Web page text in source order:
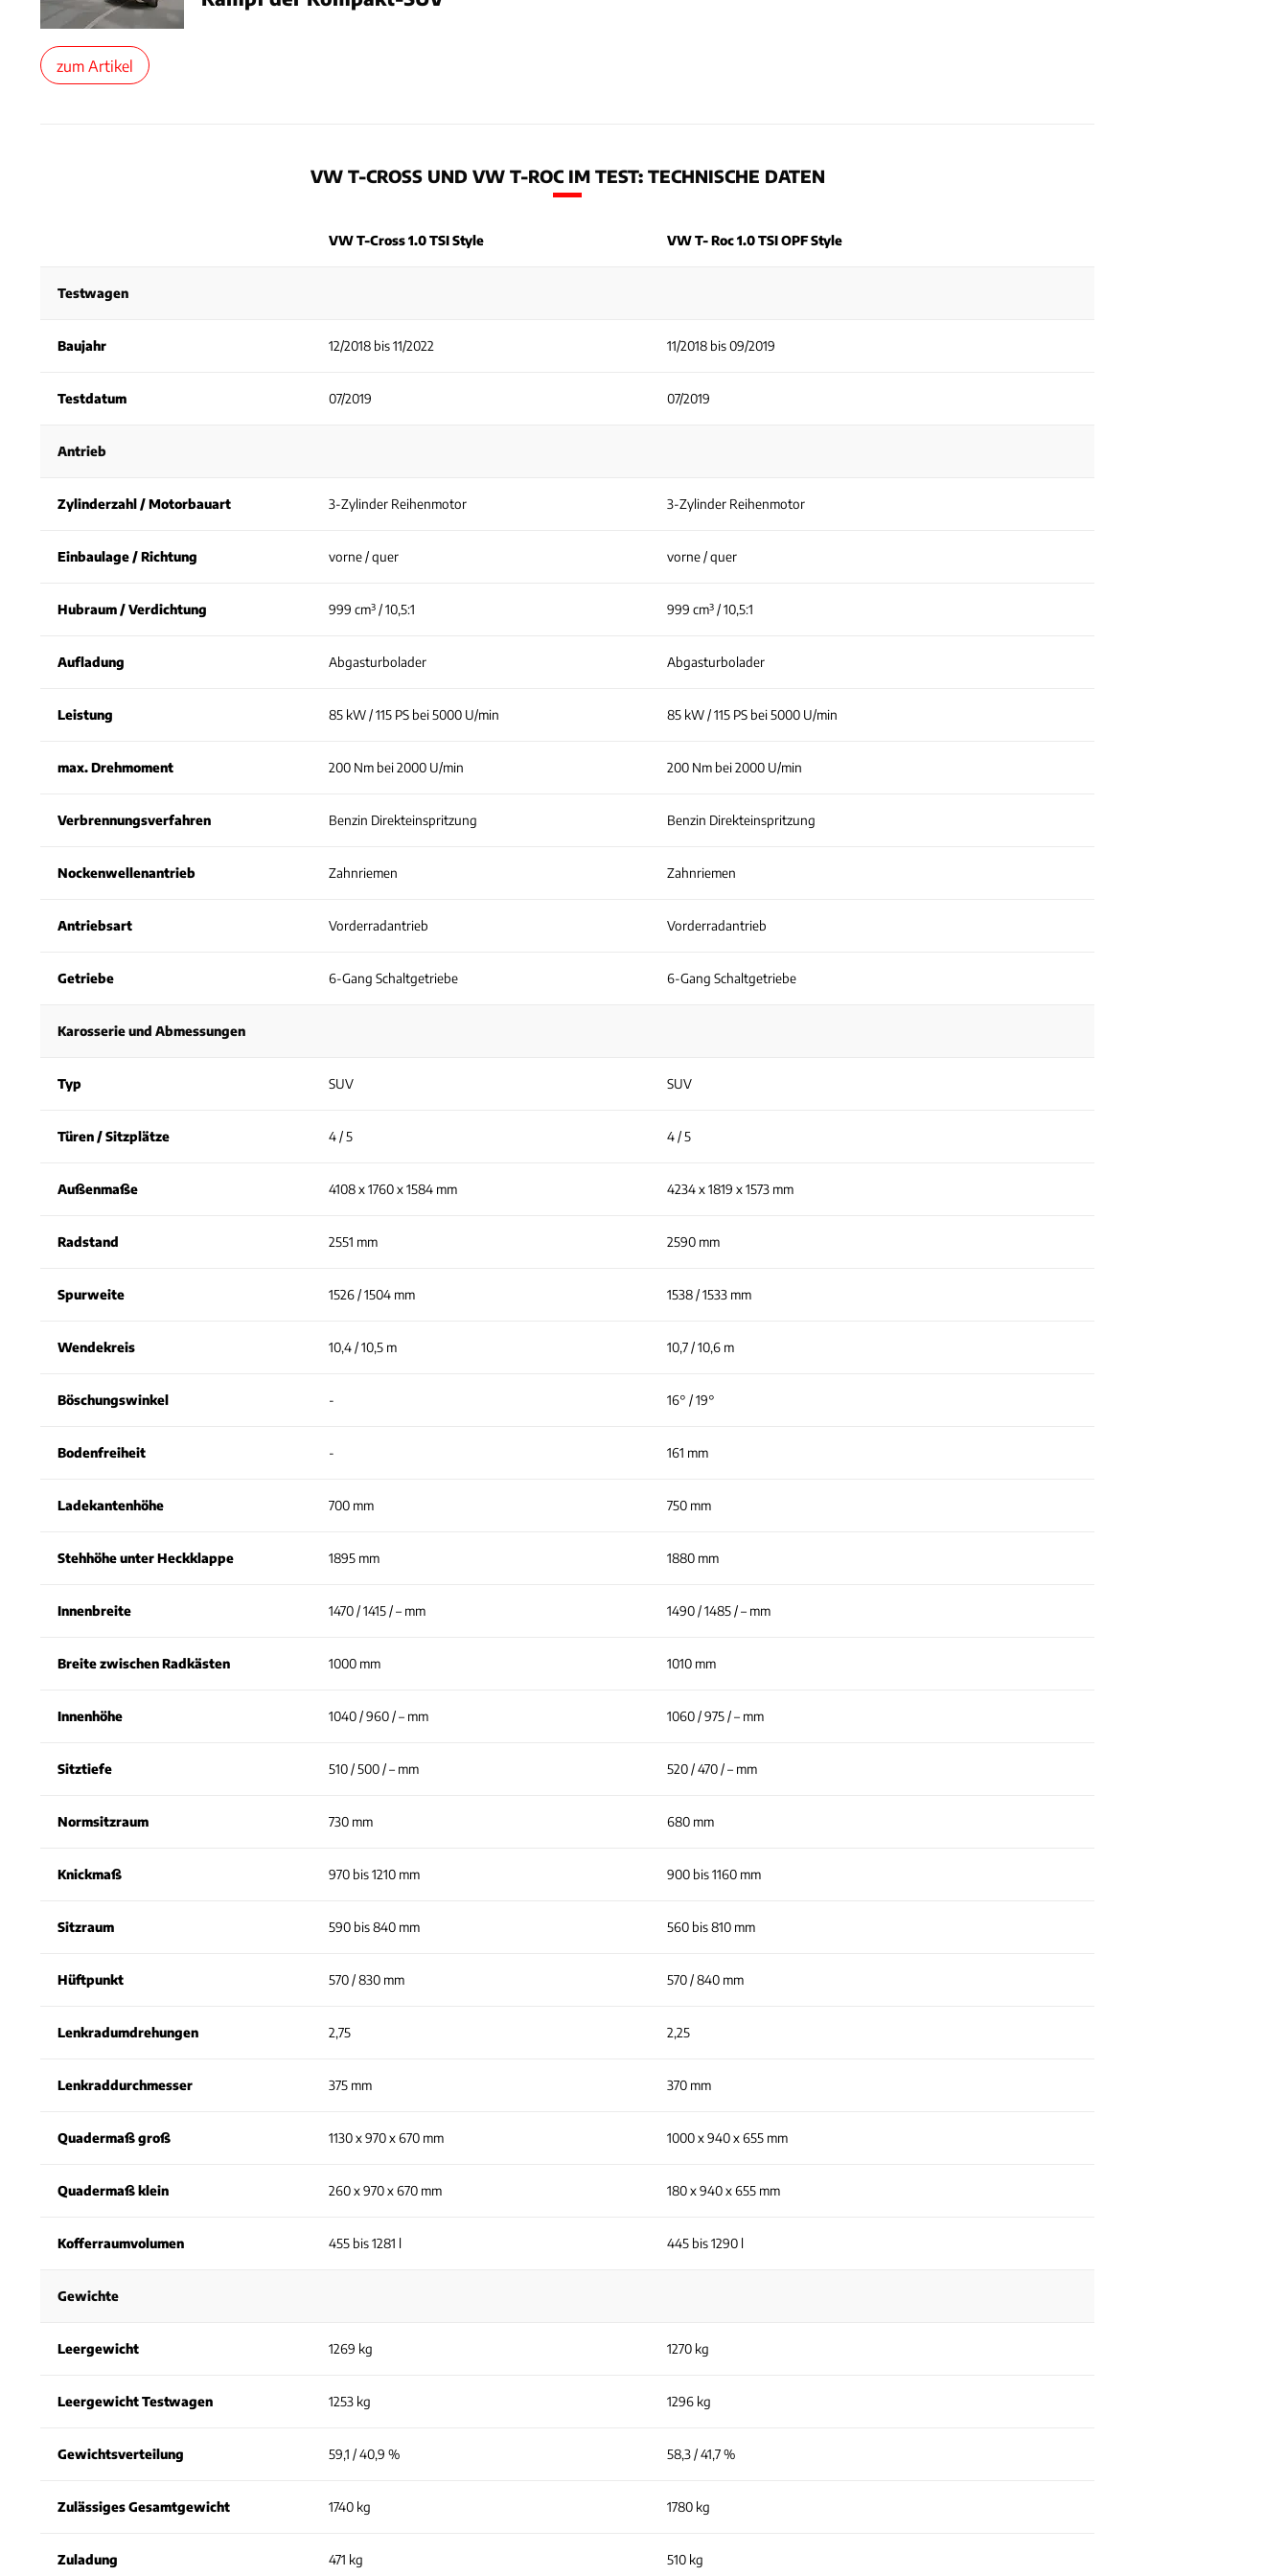
zum Artikel
VW T-CROSS UND VW T-ROC IM TEST: TECHNISCHE DATEN
VW T-Cross 1.0 TSI Style VW T- Roc 1.0 TSI OPF Style
Testwagen
Baujahr 12/2018 bis 11/2022 11/2018 bis 09/2019
Testdatum 07/2019 07/2019
Antrieb
Zylinderzahl / Motorbauart 3-Zylinder Reihenmotor 3-Zylinder Reihenmotor
Einbaulage / Richtung vorne / quer vorne / quer
Hubraum / Verdichtung 999 cm³ / 10,5:1 999 cm³ / 10,5:1
Aufladung Abgasturbolader Abgasturbolader
Leistung 85 kW / 115 PS bei 5000 U/min 85 kW / 115 PS bei 5000 U/min
max. Drehmoment 200 Nm bei 2000 U/min 200 Nm bei 2000 U/min
Verbrennungsverfahren Benzin Direkteinspritzung Benzin Direkteinspritzung
Nockenwellenantrieb Zahnriemen Zahnriemen
Antriebsart Vorderradantrieb Vorderradantrieb
Getriebe 6-Gang Schaltgetriebe 6-Gang Schaltgetriebe
Karosserie und Abmessungen
Typ SUV SUV
Türen / Sitzplätze 4 / 5 4 / 5
Außenmaße 4108 x 1760 x 1584 mm 4234 x 1819 x 1573 mm
Radstand 2551 mm 2590 mm
Spurweite 1526 / 1504 mm 1538 / 1533 mm
Wendekreis 10,4 / 10,5 m 10,7 / 10,6 m
Böschungswinkel - 16° / 19°
Bodenfreiheit - 161 mm
Ladekantenhöhe 700 mm 750 mm
Stehhöhe unter Heckklappe 1895 mm 1880 mm
Innenbreite 1470 / 1415 / – mm 1490 / 1485 / – mm
Breite zwischen Radkästen 1000 mm 1010 mm
Innenhöhe 1040 / 960 / – mm 1060 / 975 / – mm
Sitztiefe 510 / 500 / – mm 520 / 470 / – mm
Normsitzraum 730 mm 680 mm
Knickmaß 970 bis 1210 mm 900 bis 1160 mm
Sitzraum 590 bis 840 mm 560 bis 810 mm
Hüftpunkt 570 / 830 mm 570 / 840 mm
Lenkradumdrehungen 2,75 2,25
Lenkraddurchmesser 375 mm 370 mm
Quadermaß groß 1130 x 970 x 670 mm 1000 x 940 x 655 mm
Quadermaß klein 260 x 970 x 670 mm 180 x 940 x 655 mm
Kofferraumvolumen 455 bis 1281 l 445 bis 1290 l
Gewichte
Leergewicht 1269 kg 1270 kg
Leergewicht Testwagen 1253 kg 1296 kg
Gewichtsverteilung 59,1 / 40,9 % 58,3 / 41,7 %
Zulässiges Gesamtgewicht 1740 kg 1780 kg
Zuladung 471 kg 510 kg